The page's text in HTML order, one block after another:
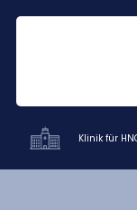
Klinik für